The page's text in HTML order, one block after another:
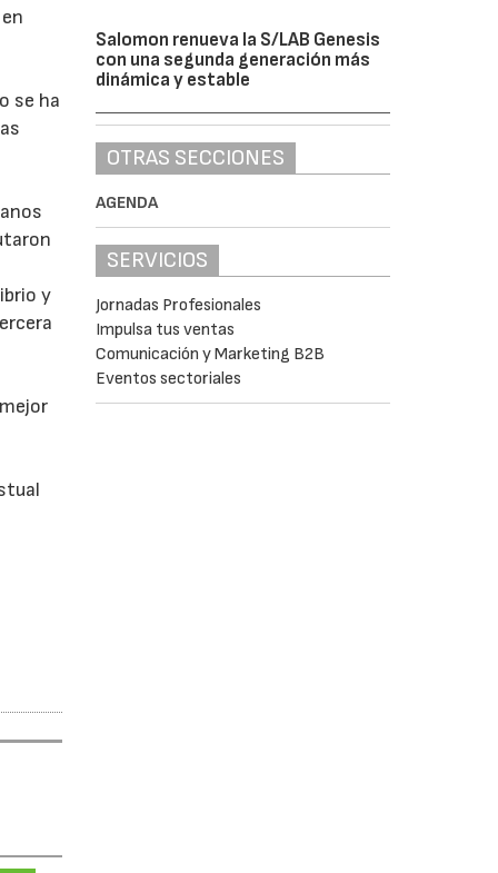
se ha
y
Salomon renueva la S/LAB Genesis
con una segunda generación más
dinámica y estable
OTRAS SECCIONES
AGENDA
SERVICIOS
Jornadas Profesionales
Impulsa tus ventas
Comunicación y Marketing B2B
Eventos sectoriales